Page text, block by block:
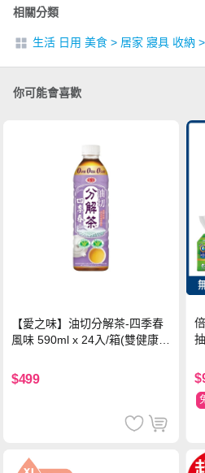
相關分類
生活 日用 美食 > 居家 寢具 收納 >
你可能會喜歡
【愛之味】油切分解茶-四季春
風味 590ml x 24入/箱(雙健康認
$499